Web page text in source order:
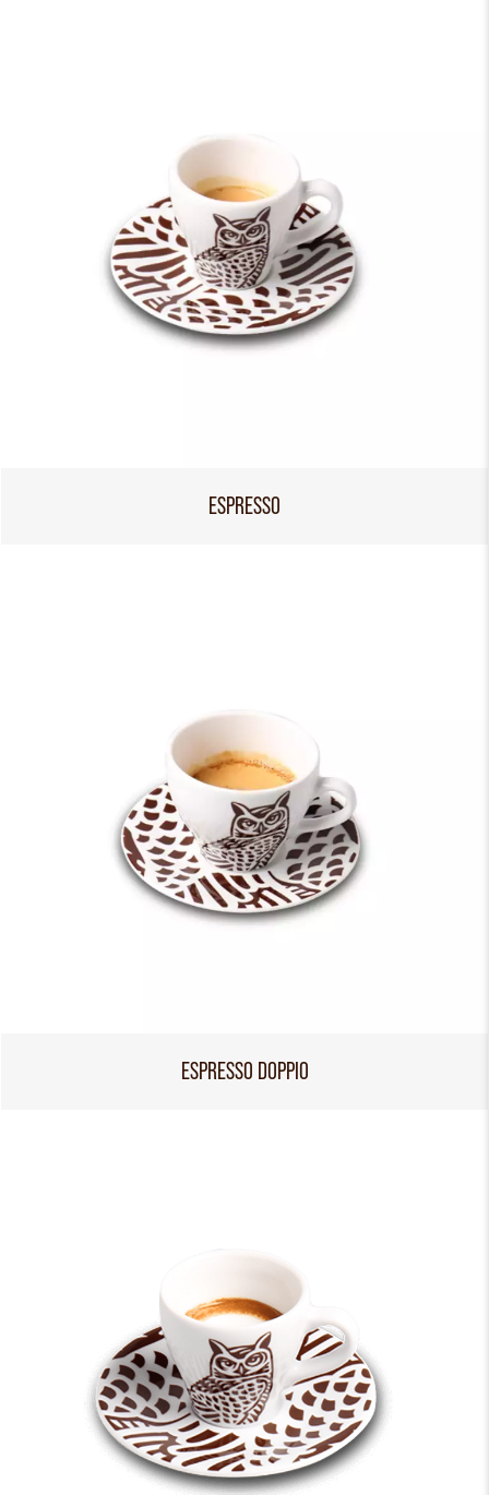
ESPRESSO
ESPRESSO DOPPIO